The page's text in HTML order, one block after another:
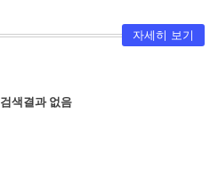
자세히 보기
검색결과 없음